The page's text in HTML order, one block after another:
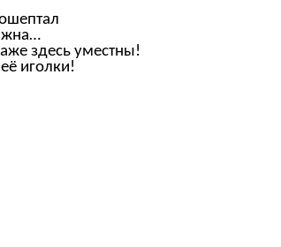
здесь уместны!
иголки!